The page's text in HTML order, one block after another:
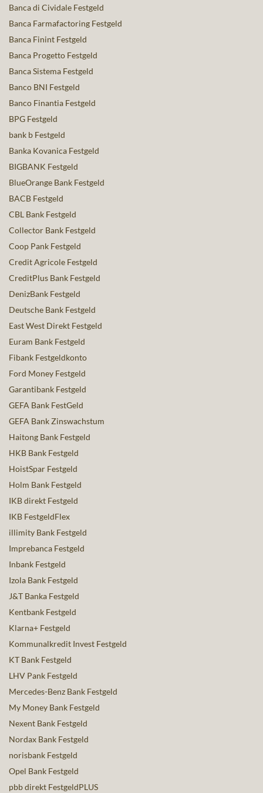
Banca di Cividale Festgeld
Banca Farmafactoring Festgeld
Banca Finint Festgeld
Banca Progetto Festgeld
Banca Sistema Festgeld
Banco BNI Festgeld
Banco Finantia Festgeld
BPG Festgeld
bank b Festgeld
Banka Kovanica Festgeld
BIGBANK Festgeld
BlueOrange Bank Festgeld
BACB Festgeld
CBL Bank Festgeld
Collector Bank Festgeld
Coop Pank Festgeld
Credit Agricole Festgeld
CreditPlus Bank Festgeld
DenizBank Festgeld
Deutsche Bank Festgeld
East West Direkt Festgeld
Euram Bank Festgeld
Fibank Festgeldkonto
Ford Money Festgeld
Garantibank Festgeld
GEFA Bank FestGeld
GEFA Bank Zinswachstum
Haitong Bank Festgeld
HKB Bank Festgeld
HoistSpar Festgeld
Holm Bank Festgeld
IKB direkt Festgeld
IKB FestgeldFlex
illimity Bank Festgeld
Imprebanca Festgeld
Inbank Festgeld
Izola Bank Festgeld
J&T Banka Festgeld
Kentbank Festgeld
Klarna+ Festgeld
Kommunalkredit Invest Festgeld
KT Bank Festgeld
LHV Pank Festgeld
Mercedes-Benz Bank Festgeld
My Money Bank Festgeld
Nexent Bank Festgeld
Nordax Bank Festgeld
norisbank Festgeld
Opel Bank Festgeld
pbb direkt FestgeldPLUS